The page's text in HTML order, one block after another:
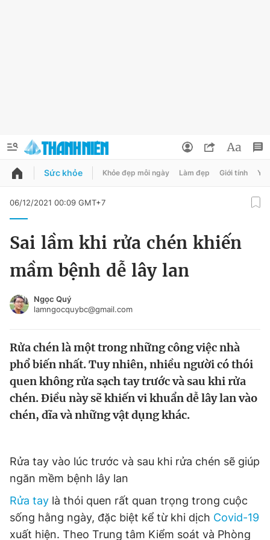
QUẢNG CÁO ĐẶT BÁO
Chào ngày mới
Tin thị trường Tin 360
Video Magazine
Tiện ích Bạn cần biết
Đổi mật khẩu
Tin đã lưu
Tin đã xem
Sức khỏe Khỏe đẹp mỗi ngày Làm đẹp Giới tính Y
06/12/2021 00:09 GMT+7
Sai lầm khi rửa chén khiến
mầm bệnh dễ lây lan
Ngọc Quý
lamngocquybc@gmail.com
Rửa chén là một trong những công việc nhà
phổ biến nhất. Tuy nhiên, nhiều người có thói
quen không rửa sạch tay trước và sau khi rửa
chén. Điều này sẽ khiến vi khuẩn dễ lây lan vào
chén, dĩa và những vật dụng khác.
Rửa tay vào lúc trước và sau khi rửa chén sẽ giúp
ngăn mềm bệnh lây lan
Rửa tay là thói quen rất quan trọng trong cuộc
sống hằng ngày, đặc biệt kể từ khi dịch Covid-19
xuất hiện. Theo Trung tâm Kiểm soát và Phòng